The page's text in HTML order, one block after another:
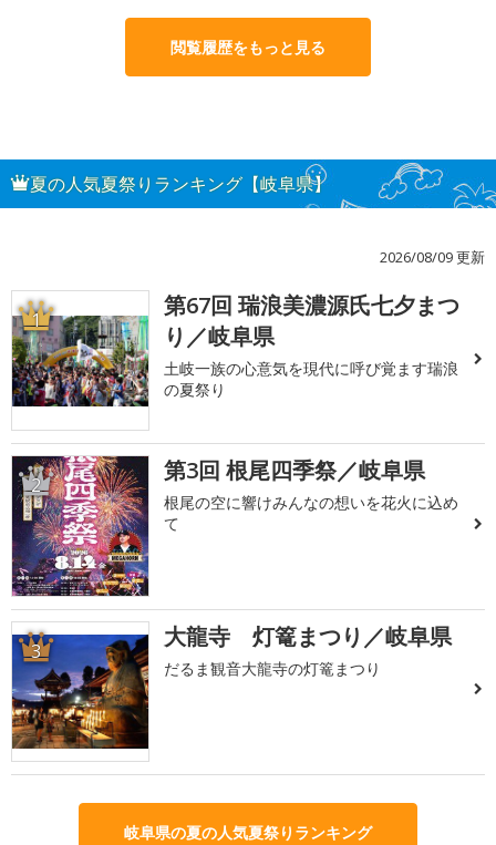
閲覧履歴をもっと見る
夏の人気夏祭りランキング【岐阜県】
2026/08/09 更新
1
第67回 瑞浪美濃源氏七夕まつ
り／岐阜県
土岐一族の心意気を現代に呼び覚ます瑞浪
の夏祭り
2 第3回 根尾四季祭／岐阜県
根尾の空に響けみんなの想いを花火に込め
て
3 大龍寺 灯篭まつり／岐阜県
だるま観音大龍寺の灯篭まつり
岐阜県の夏の人気夏祭りランキング